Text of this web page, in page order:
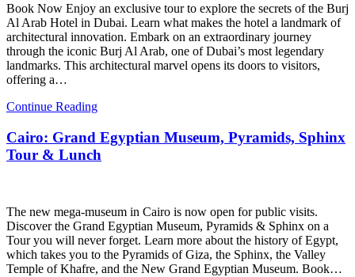
Book Now Enjoy an exclusive tour to explore the secrets of the Burj
Al Arab Hotel in Dubai. Learn what makes the hotel a landmark of
architectural innovation. Embark on an extraordinary journey
through the iconic Burj Al Arab, one of Dubai’s most legendary
landmarks. This architectural marvel opens its doors to visitors,
offering a…
Continue Reading
Cairo: Grand Egyptian Museum, Pyramids, Sphinx
Tour & Lunch
The new mega-museum in Cairo is now open for public visits.
Discover the Grand Egyptian Museum, Pyramids & Sphinx on a
Tour you will never forget. Learn more about the history of Egypt,
which takes you to the Pyramids of Giza, the Sphinx, the Valley
Temple of Khafre, and the New Grand Egyptian Museum. Book…